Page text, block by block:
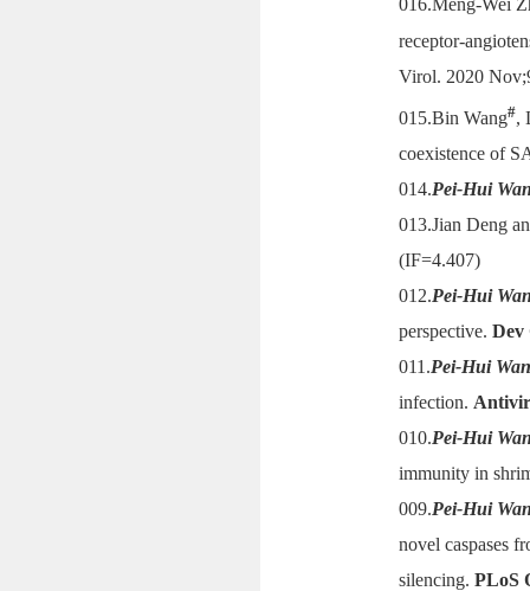
016.Meng-Wei
receptor-
Virol. 2020
015.Bin Wang#,
coexistence of
014.Pei-Hui
013.Jian Deng
(IF=4.407)
012.Pei-Hui
perspective. Dev
011.Pei-Hui
infection.
010.Pei-Hui
immunity in
009.Pei-Hui
novel caspases
silencing. PLoS